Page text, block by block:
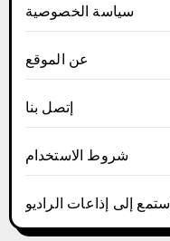
سياسة الخصوصية
عن الموقع
إتصل بنا
شروط الاستخدام
إستمع إلى إذاعات الراديو